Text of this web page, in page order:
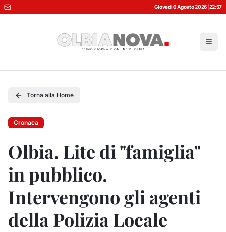
Giovedì 6 Agosto 2026 22:57
Torna alla Home
Cronaca
Olbia. Lite di "famiglia"
in pubblico.
Intervengono gli agenti
della Polizia Locale